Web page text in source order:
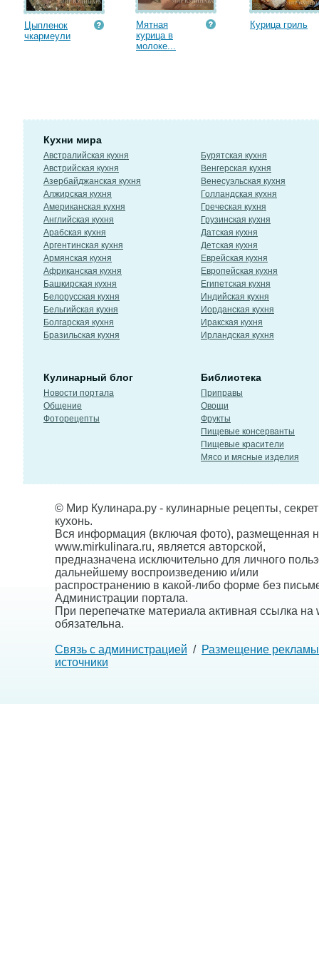
Цыпленок
чкармеули
Мятная
курица в
молоке...
Курица гриль
Кухни мира
Австралийская кухня
Австрийская кухня
Азербайджанская кухня
Алжирская кухня
Американская кухня
Английская кухня
Арабская кухня
Аргентинская кухня
Армянская кухня
Африканская кухня
Башкирская кухня
Белорусская кухня
Бельгийская кухня
Болгарская кухня
Бразильская кухня
Бурятская кухня
Венгерская кухня
Венесуэльская кухня
Голландская кухня
Греческая кухня
Грузинская кухня
Датская кухня
Детская кухня
Еврейская кухня
Европейская кухня
Египетская кухня
Индийская кухня
Иорданская кухня
Иракская кухня
Ирландская кухня
Кулинарный блог
Новости портала
Общение
Фоторецепты
Библиотека
Приправы
Овощи
Фрукты
Пищевые консерванты
Пищевые красители
Мясо и мясные изделия
© Мир Кулинара.ру - кулинарные рецепты,
кухонь.
Вся информация (включая фото), размещенная
www.mirkulinara.ru, является авторской,
предназначена исключительно для личного
дальнейшему воспроизведению и/или
распространению в какой-либо форме без
Администрации портала.
При перепечатке материала активная ссылка на
обязательна.
Связь с администрацией / Размещение рекламы
источники